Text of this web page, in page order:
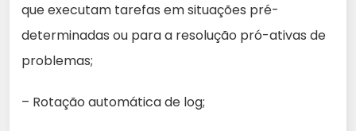
que executam tarefas em situações pré-
determinadas ou para a resolução pró-ativas de
problemas;
– Rotação automática de log;